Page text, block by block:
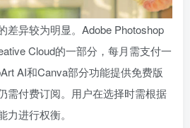
差异较为明显。Adobe Photoshop
Cloud的一部分，每月需支付一
AI和Canva部分功能提供免费版
需付费订阅。用户在选择时需根据
进行权衡。